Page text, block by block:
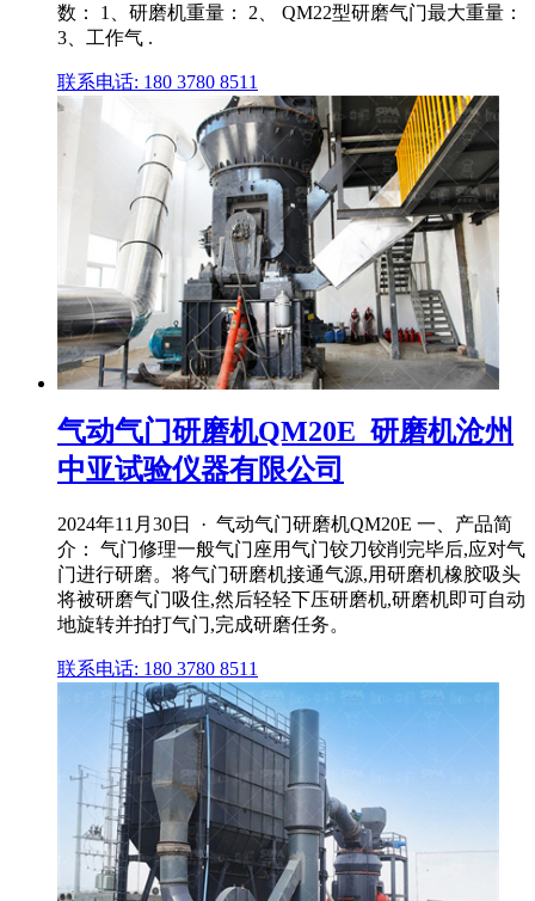
数： 1、研磨机重量： 2、 QM22型研磨气门最大重量：
3、工作气 .
联系电话: 180 3780 8511
气动气门研磨机QM20E_研磨机沧州
中亚试验仪器有限公司
2024年11月30日 · 气动气门研磨机QM20E 一、产品简
介： 气门修理一般气门座用气门铰刀铰削完毕后,应对气
门进行研磨。将气门研磨机接通气源,用研磨机橡胶吸头
将被研磨气门吸住,然后轻轻下压研磨机,研磨机即可自动
地旋转并拍打气门,完成研磨任务。
联系电话: 180 3780 8511